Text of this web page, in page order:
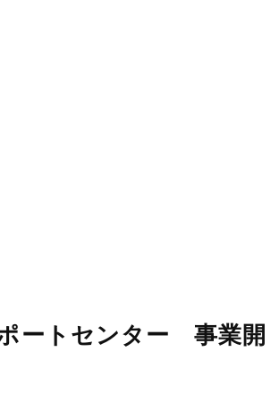
ートセンター 事業開